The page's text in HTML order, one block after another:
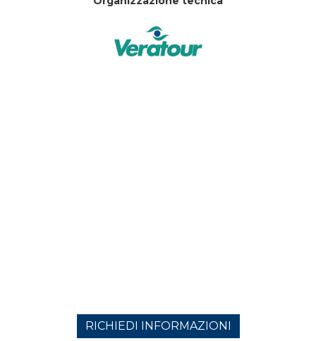
RICHIEDI INFORMAZIONI